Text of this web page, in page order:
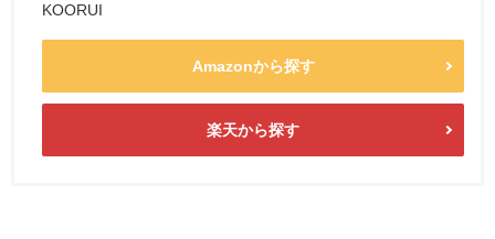
KOORUI
Amazonから探す
楽天から探す